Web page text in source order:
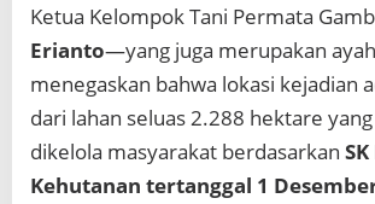
Ketua Kelompok Tani Permata
Erianto—yang juga merupakan
menegaskan bahwa lokasi kejadian
dari lahan seluas 2.288 hektare
dikelola masyarakat berdasarkan
Kehutanan tertanggal 1